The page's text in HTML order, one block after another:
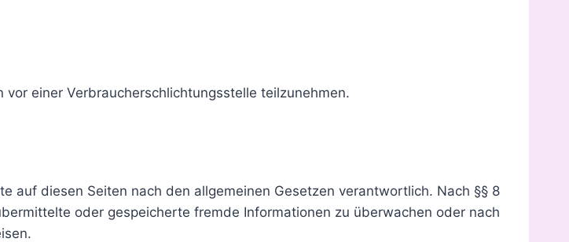
einer Verbraucherschlichtungsstelle teilzunehmen.
auf diesen Seiten nach den allgemeinen Gesetzen verantwortlich. Nach §§ 8
oder gespeicherte fremde Informationen zu überwachen oder nach